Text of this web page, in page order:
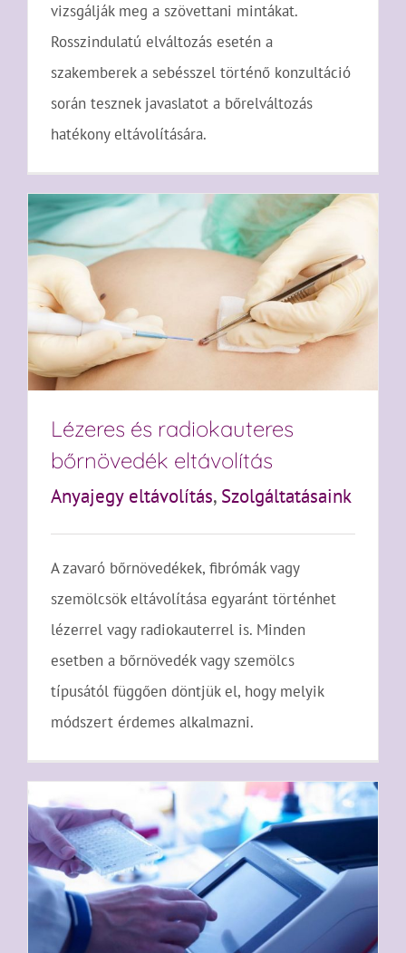
vizsgálják meg a szövettani mintákat.
Rosszindulatú elváltozás esetén a
szakemberek a sebésszel történő konzultáció
során tesznek javaslatot a bőrelváltozás
hatékony eltávolítására.
Lézeres és radiokauteres
bőrnövedék eltávolítás
Anyajegy eltávolítás, Szolgáltatásaink
A zavaró bőrnövedékek, fibrómák vagy
szemölcsök eltávolítása egyaránt történhet
lézerrel vagy radiokauterrel is. Minden
esetben a bőrnövedék vagy szemölcs
típusától függően döntjük el, hogy melyik
módszert érdemes alkalmazni.